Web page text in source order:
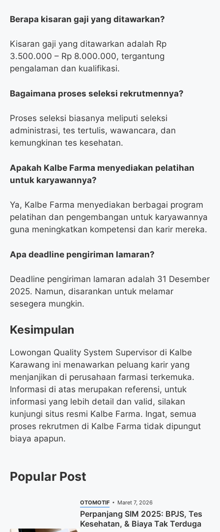
Berapa kisaran gaji yang ditawarkan?
Kisaran gaji yang ditawarkan adalah Rp
3.500.000 – Rp 8.000.000, tergantung
pengalaman dan kualifikasi.
Bagaimana proses seleksi rekrutmennya?
Proses seleksi biasanya meliputi seleksi
administrasi, tes tertulis, wawancara, dan
kemungkinan tes kesehatan.
Apakah Kalbe Farma menyediakan pelatihan
untuk karyawannya?
Ya, Kalbe Farma menyediakan berbagai program
pelatihan dan pengembangan untuk karyawannya
guna meningkatkan kompetensi dan karir mereka.
Apa deadline pengiriman lamaran?
Deadline pengiriman lamaran adalah 31 Desember
2025. Namun, disarankan untuk melamar
sesegera mungkin.
Kesimpulan
Lowongan Quality System Supervisor di Kalbe
Karawang ini menawarkan peluang karir yang
menjanjikan di perusahaan farmasi terkemuka.
Informasi di atas merupakan referensi, untuk
informasi yang lebih detail dan valid, silakan
kunjungi situs resmi Kalbe Farma. Ingat, semua
proses rekrutmen di Kalbe Farma tidak dipungut
biaya apapun.
Popular Post
OTOMOTIF Maret 7, 2026
Perpanjang SIM 2025: BPJS, Tes
Kesehatan, & Biaya Tak Terduga